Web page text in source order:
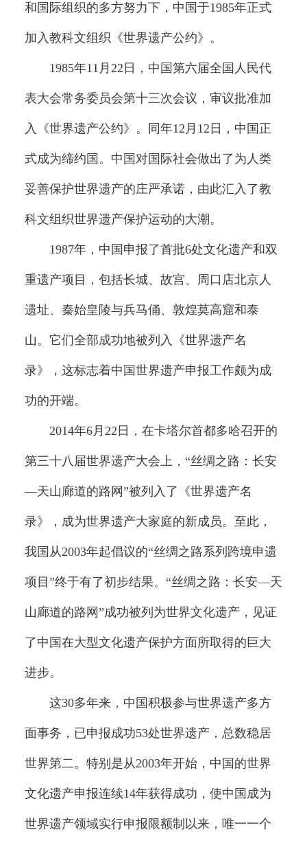
和国际组织的多方努力下，中国于1985年正式
加入教科文组织《世界遗产公约》。
1985年11月22日，中国第六届全国人民代
表大会常务委员会第十三次会议，审议批准加
入《世界遗产公约》。同年12月12日，中国正
式成为缔约国。中国对国际社会做出了为人类
妥善保护世界遗产的庄严承诺，由此汇入了教
科文组织世界遗产保护运动的大潮。
1987年，中国申报了首批6处文化遗产和双
重遗产项目，包括长城、故宫、周口店北京人
遗址、秦始皇陵与兵马俑、敦煌莫高窟和泰
山。它们全部成功地被列入《世界遗产名
录》，这标志着中国世界遗产申报工作颇为成
功的开端。
2014年6月22日，在卡塔尔首都多哈召开的
第三十八届世界遗产大会上，“丝绸之路：长安
—天山廊道的路网”被列入了《世界遗产名
录》，成为世界遗产大家庭的新成员。至此，
我国从2003年起倡议的“丝绸之路系列跨境申遗
项目”终于有了初步结果。“丝绸之路：长安—天
山廊道的路网”成功被列为世界文化遗产，见证
了中国在大型文化遗产保护方面所取得的巨大
进步。
这30多年来，中国积极参与世界遗产多方
面事务，已申报成功53处世界遗产，总数稳居
世界第二。特别是从2003年开始，中国的世界
文化遗产申报连续14年获得成功，使中国成为
世界遗产领域实行申报限额制以来，唯一一个